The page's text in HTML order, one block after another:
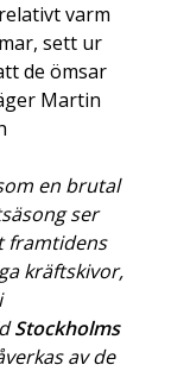
varm
sett ur
de ömsar
Martin
en brutal
ser
framtidens
kräftskivor,
Stockholms
av de